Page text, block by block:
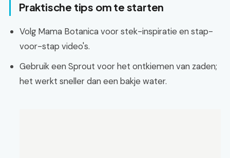
Praktische tips om te starten
Volg Mama Botanica voor stek-inspiratie en stap-
voor-stap video's.
Gebruik een Sprout voor het ontkiemen van zaden;
het werkt sneller dan een bakje water.